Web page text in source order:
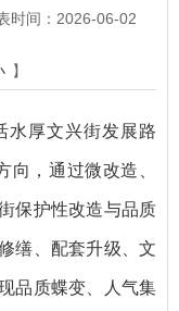
时间：2026-06-02
】
水厚文兴街发展路
向，通过微改造、
保护性改造与品质
缮、配套升级、文
品质蝶变、人气集